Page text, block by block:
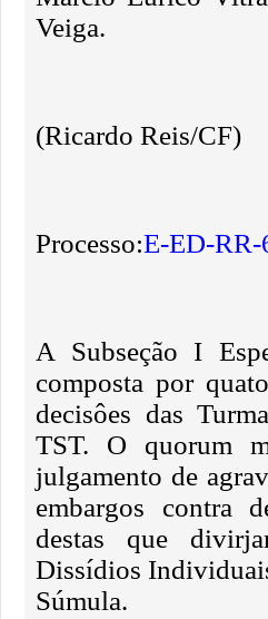
Veiga.
(Ricardo Reis/CF)
Processo:E-ED-RR-
A Subseção I
composta por
decisôes das
TST. O quorum
julgamento de
embargos contra
destas que
Dissídios
Súmula.